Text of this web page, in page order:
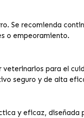
Se recomienda
o empeoramiento.
para el
seguro y de alta
y eficaz,